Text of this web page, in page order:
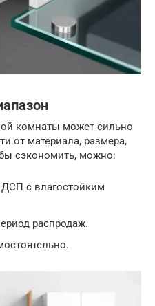
комнаты может сильно
от материала, размера,
сэкономить, можно:
с влагостойким
распродаж.